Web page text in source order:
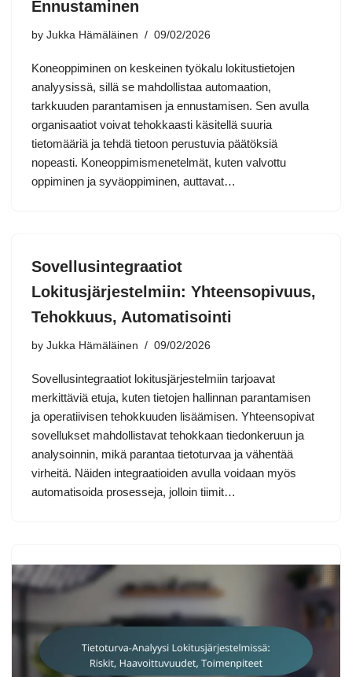
Ennustaminen
by Jukka Hämäläinen 09/02/2026
Koneoppiminen on keskeinen työkalu lokitustietojen
analyysissä, sillä se mahdollistaa automaation,
tarkkuuden parantamisen ja ennustamisen. Sen avulla
organisaatiot voivat tehokkaasti käsitellä suuria
tietomääriä ja tehdä tietoon perustuvia päätöksiä
nopeasti. Koneoppimismenetelmät, kuten valvottu
oppiminen ja syväoppiminen, auttavat…
Sovellusintegraatiot
Lokitusjärjestelmiin: Yhteensopivuus,
Tehokkuus, Automatisointi
by Jukka Hämäläinen 09/02/2026
Sovellusintegraatiot lokitusjärjestelmiin tarjoavat
merkittäviä etuja, kuten tietojen hallinnan parantamisen
ja operatiivisen tehokkuuden lisäämisen. Yhteensopivat
sovellukset mahdollistavat tehokkaan tiedonkeruun ja
analysoinnin, mikä parantaa tietoturvaa ja vähentää
virheitä. Näiden integraatioiden avulla voidaan myös
automatisoida prosesseja, jolloin tiimit…